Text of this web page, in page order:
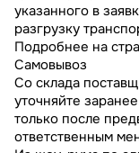
указанного в
разгрузку
Подробнее на
Самовывоз
Со склада
уточняйте
только после
ответственным